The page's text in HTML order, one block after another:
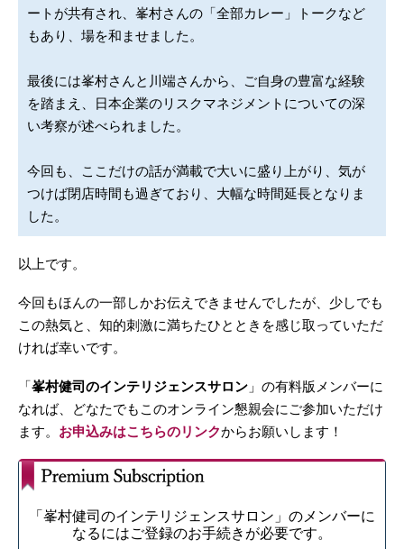
ートが共有され、峯村さんの「全部カレー」トークなど
もあり、場を和ませました。
最後には峯村さんと川端さんから、ご自身の豊富な経験
を踏まえ、日本企業のリスクマネジメントについての深
い考察が述べられました。
今回も、ここだけの話が満載で大いに盛り上がり、気が
つけば閉店時間も過ぎており、大幅な時間延長となりま
した。
以上です。
今回もほんの一部しかお伝えできませんでしたが、少しでも
この熱気と、知的刺激に満ちたひとときを感じ取っていただ
ければ幸いです。
「峯村健司のインテリジェンスサロン 」の有料版メンバーに
なれば、どなたでもこのオンライン懇親会にご参加いただけ
ます。 お申込みはこちらのリンクからお願いします！
「峯村健司のインテリジェンスサロン」のメンバーに
なるにはご登録のお手続きが必要です。